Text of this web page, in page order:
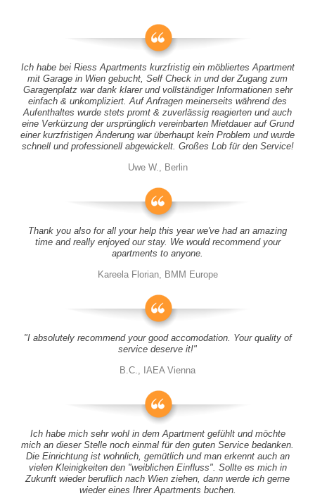
Ich habe bei Riess Apartments kurzfristig ein möbliertes Apartment
mit Garage in Wien gebucht, Self Check in und der Zugang zum
Garagenplatz war dank klarer und vollständiger Informationen sehr
einfach & unkompliziert. Auf Anfragen meinerseits während des
Aufenthaltes wurde stets promt & zuverlässig reagierten und auch
eine Verkürzung der ursprünglich vereinbarten Mietdauer auf Grund
einer kurzfristigen Änderung war überhaupt kein Problem und wurde
schnell und professionell abgewickelt. Großes Lob für den Service!
Uwe W., Berlin
Thank you also for all your help this year we've had an amazing
time and really enjoyed our stay. We would recommend your
apartments to anyone.
Kareela Florian, BMM Europe
"I absolutely recommend your good accomodation. Your quality of
service deserve it!"
B.C., IAEA Vienna
Ich habe mich sehr wohl in dem Apartment gefühlt und möchte
mich an dieser Stelle noch einmal für den guten Service bedanken.
Die Einrichtung ist wohnlich, gemütlich und man erkennt auch an
vielen Kleinigkeiten den "weiblichen Einfluss". Sollte es mich in
Zukunft wieder beruflich nach Wien ziehen, dann werde ich gerne
wieder eines Ihrer Apartments buchen.